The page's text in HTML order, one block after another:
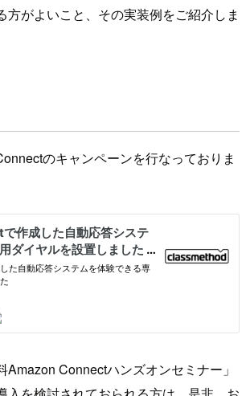
方がよいこと、その実装例をご紹介しま
のキャンペーンを行なっておりま
Connectハンズオンセミナー」